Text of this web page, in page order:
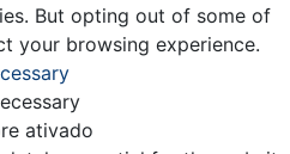
But opting out of some of
your browsing experience.
ativado